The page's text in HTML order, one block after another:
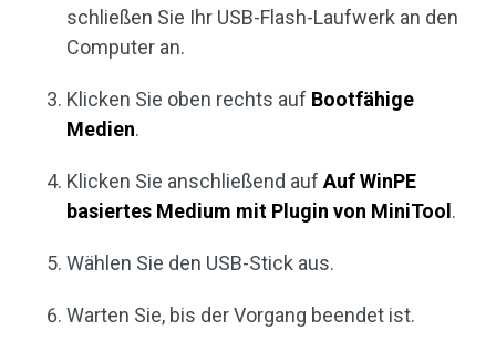
schließen Sie Ihr USB-Flash-Laufwerk an den
Computer an.
Klicken Sie oben rechts auf Bootfähige
Medien.
Klicken Sie anschließend auf Auf WinPE
basiertes Medium mit Plugin von MiniTool .
Wählen Sie den USB-Stick aus.
Warten Sie, bis der Vorgang beendet ist.